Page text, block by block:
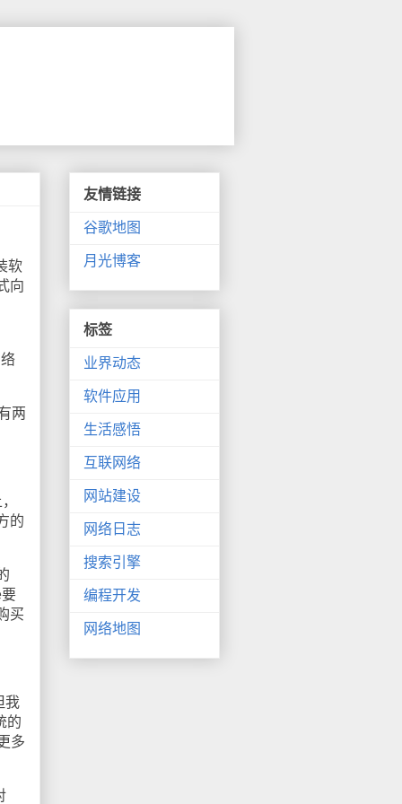
软
向
两
的
买
我
的
多
友情链接
谷歌地图
月光博客
标签
业界动态
软件应用
生活感悟
互联网络
网站建设
网络日志
搜索引擎
编程开发
网络地图